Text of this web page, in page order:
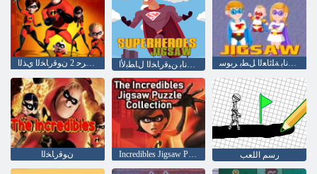
ﺖﻧﺃ ﻞﻫ ﻑﺮﺣ 2 ﻥﻮﻗﺭﺎﺨﻟﺍ ﻱﺬﻟﺍ ﺎﻣﺍﺭﻮﻧﺎﺑ ﻦﻴﻗﺭﺎﺨﻟﺍ ﻝﺎﻄﺑﻷ ﺍ ﺎﻣﺍﺭﻮﻧﺎﺑ ﺔﻠﺋﺎﻌﻟﺍ ﻞﻄﺑ ﺮﺑﻮﺳ
ﻥﻮﻗﺭﺎﺨﻟﺍ Incredibles Jigsaw Puzzle ﺔﻋﻮﻤﺠﻣ رسم اللعب